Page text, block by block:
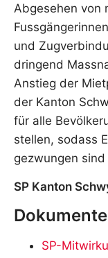
Abgesehen von
und
dringend
Anstieg der
der Kanton
für alle
stellen, sodass
gezwungen
SP Kanton
Dokumente
SP-